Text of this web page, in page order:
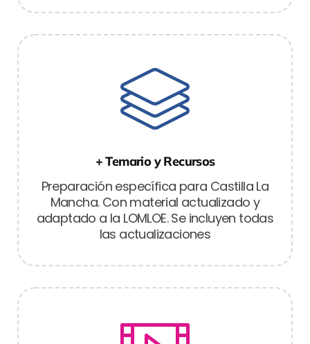
+ Temario y Recursos
Preparación específica para Castilla La
Mancha. Con material actualizado y
adaptado a la LOMLOE. Se incluyen todas
las actualizaciones